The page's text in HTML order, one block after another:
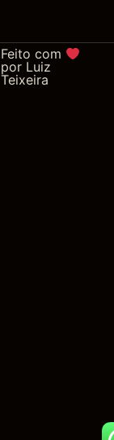
Feito com
por Luiz
Teixeira